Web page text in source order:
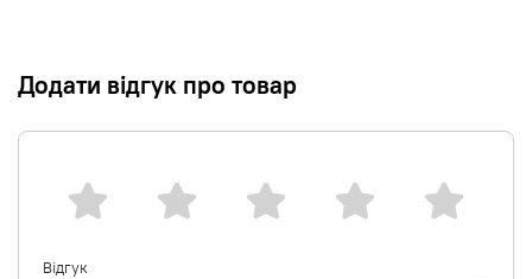
Додати відгук про товар
Відгук